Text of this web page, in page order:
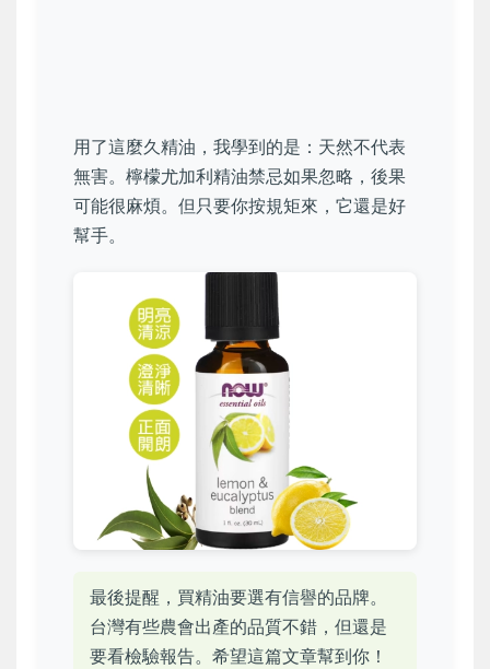
用了這麼久精油，我學到的是：天然不代表
無害。檸檬尤加利精油禁忌如果忽略，後果
可能很麻煩。但只要你按規矩來，它還是好
幫手。
最後提醒，買精油要選有信譽的品牌。
台灣有些農會出產的品質不錯，但還是
要看檢驗報告。希望這篇文章幫到你！